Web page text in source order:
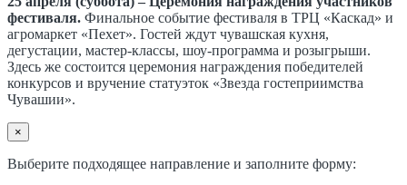
фестиваля. Финальное событие фестиваля в ТРЦ «Каскад» и
агромаркет «Пехет». Гостей ждут чувашская кухня,
дегустации, мастер-классы, шоу-программа и розыгрыши.
Здесь же состоится церемония награждения победителей
конкурсов и вручение статуэток «Звезда гостеприимства
Чувашии».
×
Выберите подходящее направление и заполните форму: